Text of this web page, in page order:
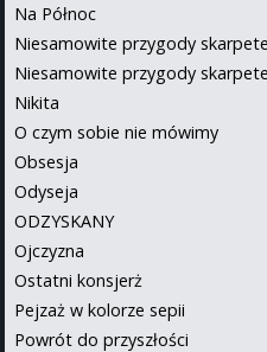
Na Północ
Niesamowite przygody
Niesamowite przygody
Nikita
O czym sobie nie mówimy
Obsesja
Odyseja
ODZYSKANY
Ojczyzna
Ostatni konsjerż
Pejzaż w kolorze sepii
Powrót do przyszłości